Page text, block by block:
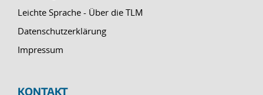
Leichte Sprache - Über die TLM
Datenschutzerklärung
Impressum
KONTAKT